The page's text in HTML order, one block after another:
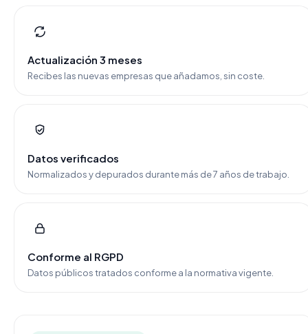
Actualización 3 meses
Recibes las nuevas empresas que añadamos, sin coste.
Datos verificados
Normalizados y depurados durante más de 7 años de trabajo.
Conforme al RGPD
Datos públicos tratados conforme a la normativa vigente.